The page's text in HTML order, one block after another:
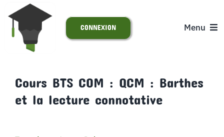
Passer
contenu
Menu
S’INSCRIRE
CONNEXION
Cours BTS COM : QCM : Barthes
et la lecture connotative